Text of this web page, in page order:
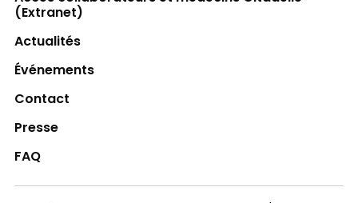
(Extranet)
Actualités
Événements
Contact
Presse
FAQ